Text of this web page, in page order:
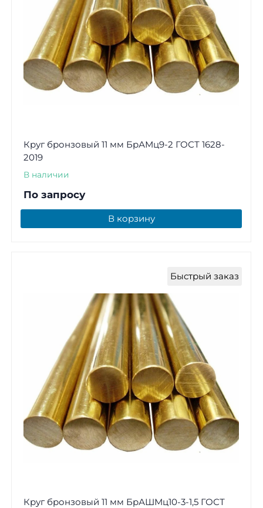
Круг бронзовый 11 мм БрАМц9-2 ГОСТ 1628-
2019
В наличии
По запросу
В корзину
Быстрый заказ
Круг бронзовый 11 мм БрАШМц10-3-1,5 ГОСТ